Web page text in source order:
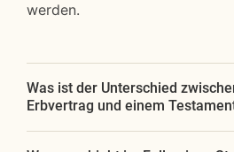
werden.
Was ist der Unterschied
Erbvertrag und einem